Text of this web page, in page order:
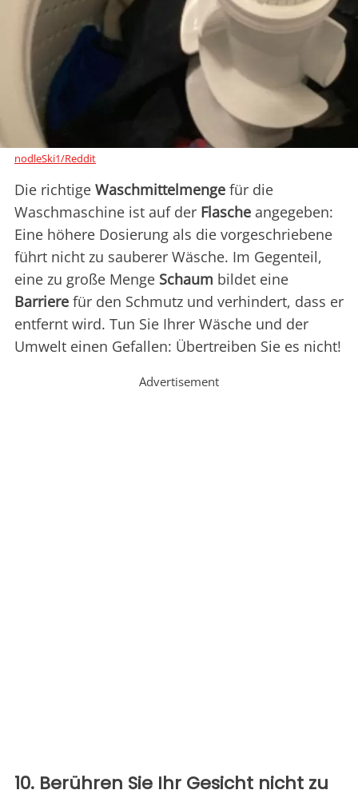
nodleSki1/Reddit
Die richtige Waschmittelmenge für die
Waschmaschine ist auf der Flasche angegeben:
Eine höhere Dosierung als die vorgeschriebene
führt nicht zu sauberer Wäsche. Im Gegenteil,
eine zu große Menge Schaum bildet eine
Barriere für den Schmutz und verhindert, dass er
entfernt wird. Tun Sie Ihrer Wäsche und der
Umwelt einen Gefallen: Übertreiben Sie es nicht!
Advertisement
10. Berühren Sie Ihr Gesicht nicht zu